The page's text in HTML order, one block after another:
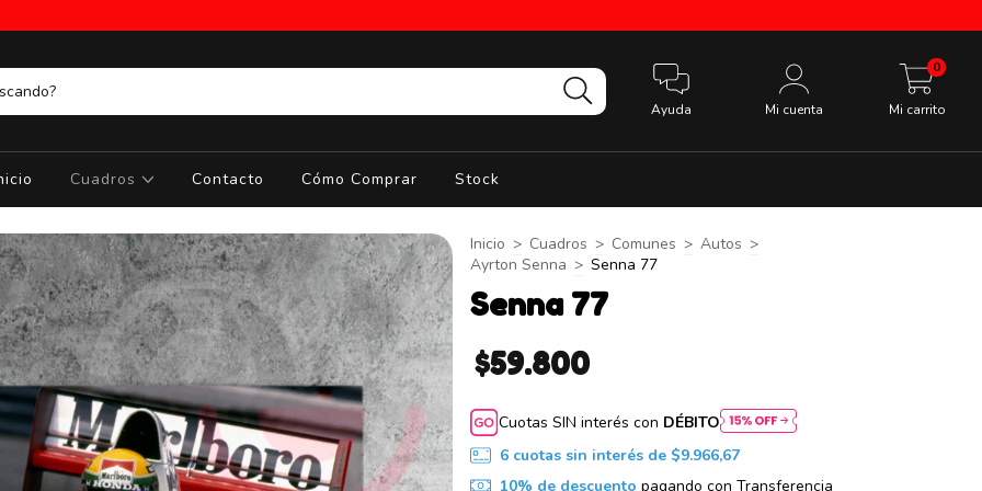
Ayuda Mi cuenta Mi carrito
0
Cuadros Contacto Cómo Comprar Stock
Inicio > Cuadros > Comunes > Autos >
Ayrton Senna > Senna 77
Senna 77
$59.800
Cuotas SIN interés con DÉBITO
6 cuotas sin interés de $9.966,67
10% de descuento pagando con Transferencia